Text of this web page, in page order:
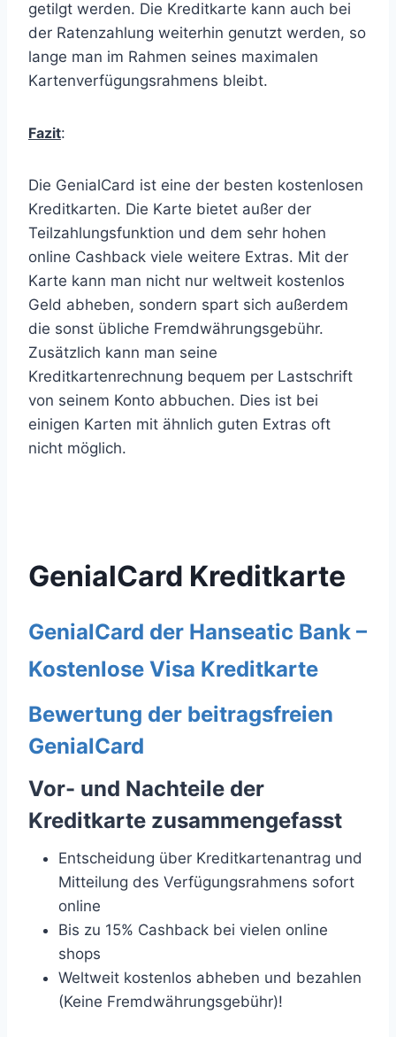
getilgt werden. Die Kreditkarte kann auch bei
der Ratenzahlung weiterhin genutzt werden, so
lange man im Rahmen seines maximalen
Kartenverfügungsrahmens bleibt.
Fazit:
Die GenialCard ist eine der besten kostenlosen
Kreditkarten. Die Karte bietet außer der
Teilzahlungsfunktion und dem sehr hohen
online Cashback viele weitere Extras. Mit der
Karte kann man nicht nur weltweit kostenlos
Geld abheben, sondern spart sich außerdem
die sonst übliche Fremdwährungsgebühr.
Zusätzlich kann man seine
Kreditkartenrechnung bequem per Lastschrift
von seinem Konto abbuchen. Dies ist bei
einigen Karten mit ähnlich guten Extras oft
nicht möglich.
GenialCard Kreditkarte
GenialCard der Hanseatic Bank –
Kostenlose Visa Kreditkarte
Bewertung der beitragsfreien
GenialCard
Vor- und Nachteile der
Kreditkarte zusammengefasst
Entscheidung über Kreditkartenantrag und
Mitteilung des Verfügungsrahmens sofort
online
Bis zu 15% Cashback bei vielen online
shops
Weltweit kostenlos abheben und bezahlen
(Keine Fremdwährungsgebühr)!